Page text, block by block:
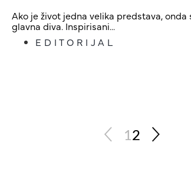
Ako je život jedna velika predstava, onda
glavna diva. Inspirisani...
EDITORIJAL
12